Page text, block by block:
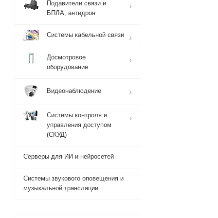
Подавители связи и
БПЛА, антидрон
Системы кабельной связи
Досмотровое
оборудование
Видеонаблюдение
Системы контроля и
управления доступом
(СКУД)
Серверы для ИИ и нейросетей
Системы звукового оповещения и
музыкальной трансляции